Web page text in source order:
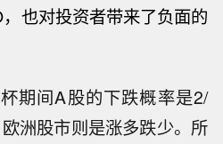
也对投资者带来了负面的
期间A股的下跌概率是2/
洲股市则是涨多跌少。所